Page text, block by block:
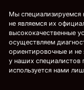
Мы специализируемся
не являемся их
высококачественные
осуществляем
ориентировочные и не
у наших специалистов
используется нами